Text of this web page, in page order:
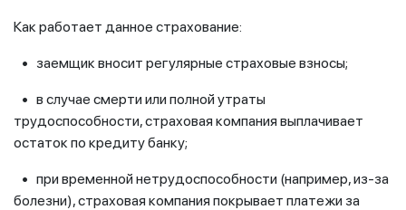
Как работает данное страхование:
• заемщик вносит регулярные страховые взносы;
• в случае смерти или полной утраты
трудоспособности, страховая компания выплачивает
остаток по кредиту банку;
• при временной нетрудоспособности (например, из-за
болезни), страховая компания покрывает платежи за